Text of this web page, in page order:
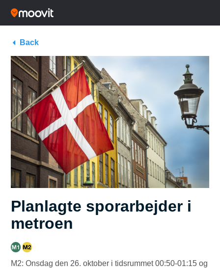
Back
Planlagte sporarbejder i
metroen
M2: Onsdag den 26. oktober i tidsrummet 00:50-01:15 og